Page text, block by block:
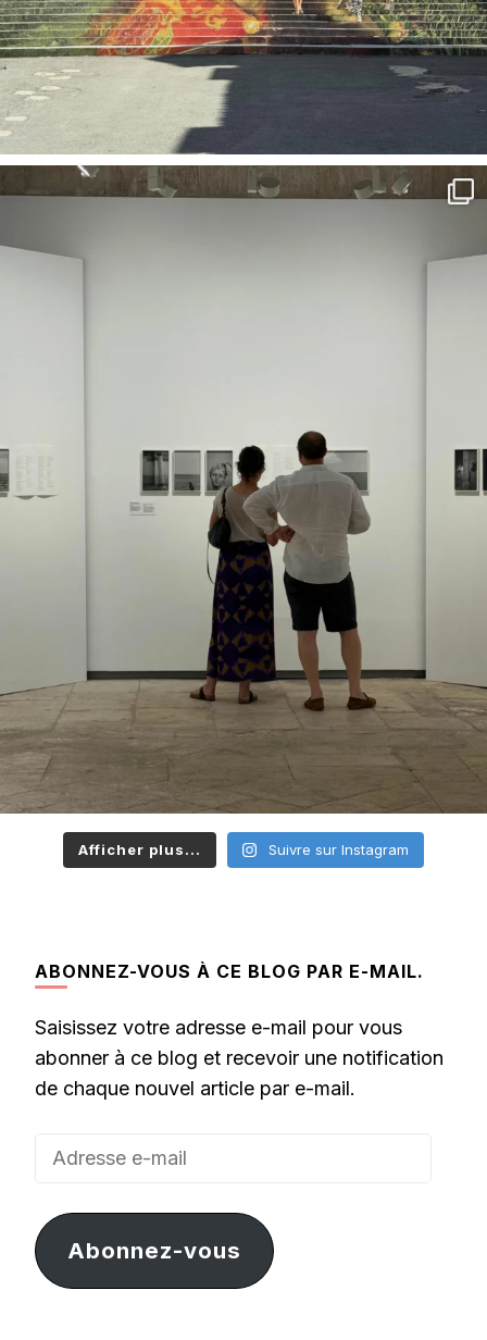
Afficher plus... Suivre sur Instagram
ABONNEZ-VOUS À CE BLOG PAR E-MAIL.
Saisissez votre adresse e-mail pour vous
abonner à ce blog et recevoir une notification
de chaque nouvel article par e-mail.
Adresse
mail
Abonnez-vous